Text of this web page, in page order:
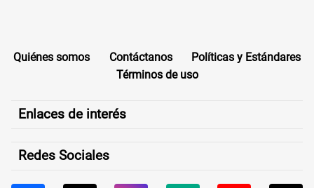
Quiénes somos Contáctanos
Políticas y Estándares
Términos de uso
Enlaces de interés
Redes Sociales